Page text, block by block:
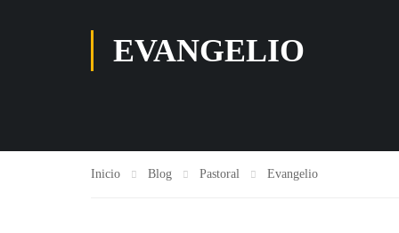
EVANGELIO
Inicio Blog Pastoral Evangelio